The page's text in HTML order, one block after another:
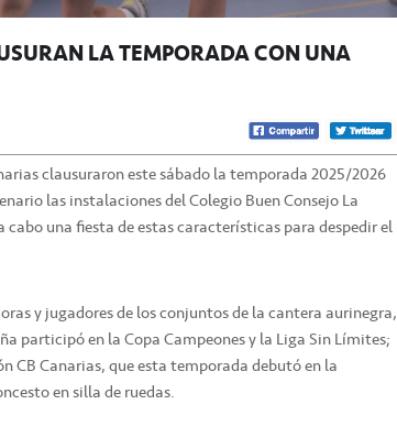
LA TEMPORADA CON UNA
clausuraron este sábado la temporada 2025/2026
las instalaciones del Colegio Buen Consejo La
cabo una fiesta de estas características para despedir el
y jugadores de los conjuntos de la cantera aurinegra,
participó en la Copa Campeones y la Liga Sin Límites;
CB Canarias, que esta temporada debutó en la
en silla de ruedas.